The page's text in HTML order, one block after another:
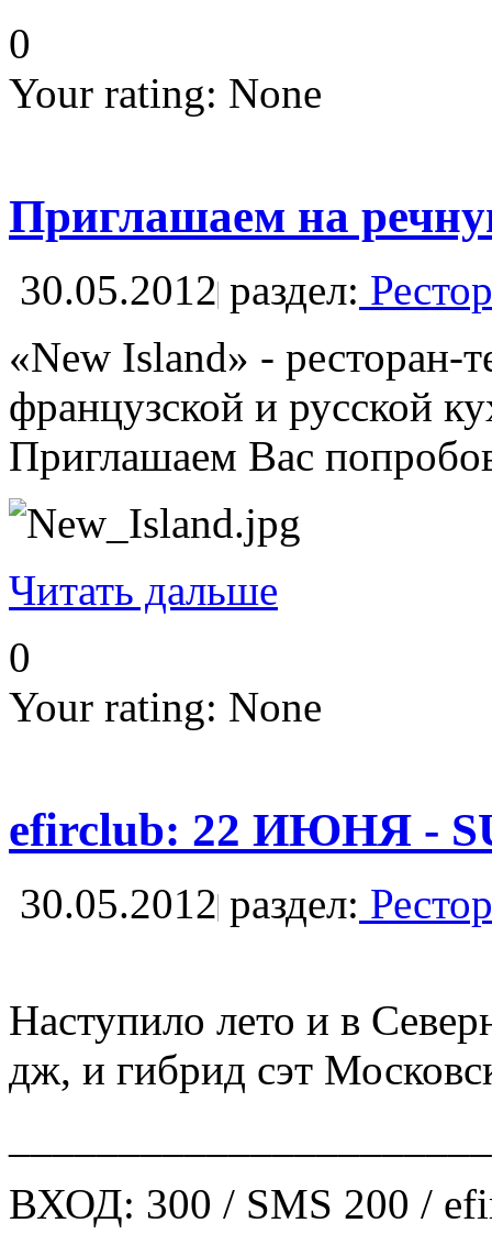
0
Your rating: None
Приглашаем на
30.05.2012 раздел:
«New Island» - ресторан-
французской и русской
Приглашаем Вас
Читать дальше
0
Your rating: None
efirclub: 22 ИЮНЯ -
30.05.2012 раздел:
Наступило лето и в
дж, и гибрид сэт
ВХОД: 300 / SMS 200 /